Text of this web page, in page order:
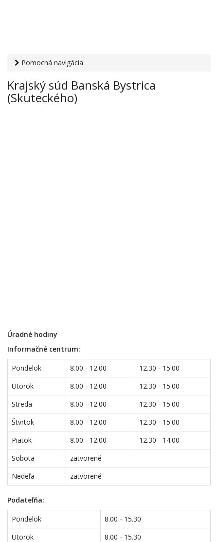
Pomocná navigácia
Krajský súd Banská Bystrica (Skuteckého)
Krajský súd Banská Bystrica
(Skuteckého)
Úradné hodiny
Informačné centrum:
Pondelok 8.00 - 12.00
12.30 - 15.00
Utorok
8.00 - 12.00
12.30 - 15.00
Streda
8.00 - 12.00
12.30 - 15.00
Štvrtok
8.00 - 12.00
12.30 - 15.00
Piatok
8.00 - 12.00
12.30 - 14.00
Sobota
zatvorené
Nedeľa
zatvorené
Podateľňa:
Pondelok
8.00 - 15.30
Utorok
8.00 - 15.30